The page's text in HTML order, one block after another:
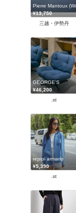
Pierre Mantoux
¥13,750
三越・伊勢丹
GEORGE'S
¥46,200
.st
repipi armario
¥5,390
.st